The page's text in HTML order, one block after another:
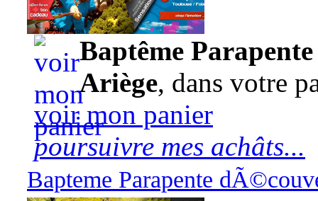
95,00 euros
Baptême
Ariège, dans votre
voir mon panier
poursuivre mes achâts...
Bapteme Parapente